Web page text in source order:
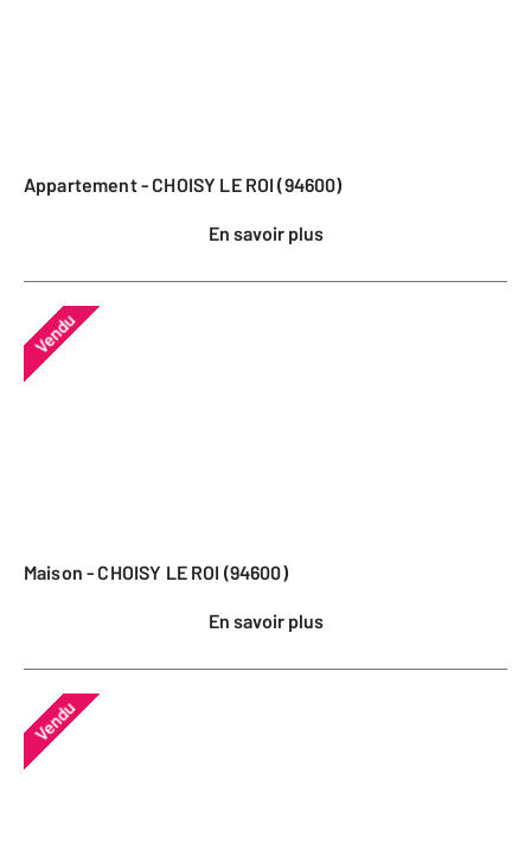
Appartement - CHOISY LE ROI (94600)
En savoir plus
Vendu
Maison - CHOISY LE ROI (94600)
En savoir plus
Vendu